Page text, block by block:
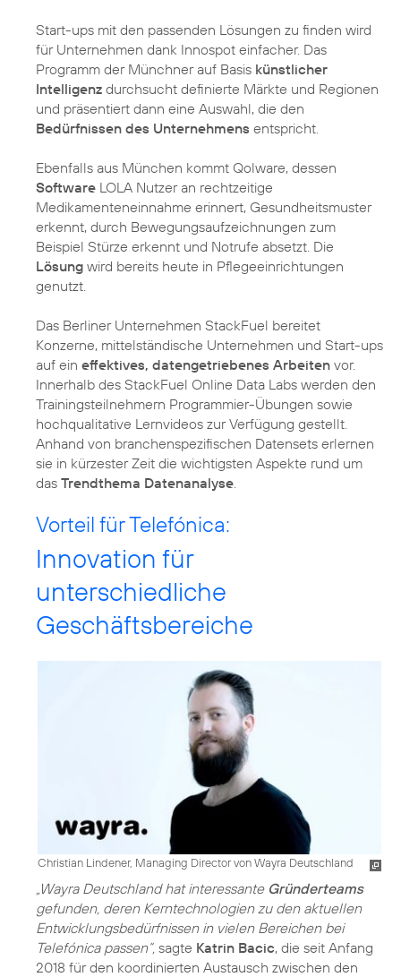
Start-ups mit den passenden Lösungen zu finden wird
für Unternehmen dank Innospot einfacher. Das
Programm der Münchner auf Basis künstlicher
Intelligenz durchsucht definierte Märkte und Regionen
und präsentiert dann eine Auswahl, die den
Bedürfnissen des Unternehmens entspricht.
Ebenfalls aus München kommt Qolware, dessen
Software LOLA Nutzer an rechtzeitige
Medikamenteneinnahme erinnert, Gesundheitsmuster
erkennt, durch Bewegungsaufzeichnungen zum
Beispiel Stürze erkennt und Notrufe absetzt. Die
Lösung wird bereits heute in Pflegeeinrichtungen
genutzt.
Das Berliner Unternehmen StackFuel bereitet
Konzerne, mittelständische Unternehmen und Start-ups
auf ein effektives, datengetriebenes Arbeiten vor.
Innerhalb des StackFuel Online Data Labs werden den
Trainingsteilnehmern Programmier-Übungen sowie
hochqualitative Lernvideos zur Verfügung gestellt.
Anhand von branchenspezifischen Datensets erlernen
sie in kürzester Zeit die wichtigsten Aspekte rund um
das Trendthema Datenanalyse
Vorteil für Telefónica:
Innovation für
unterschiedliche
Geschäftsbereiche
Christian Lindener, Managing Director von Wayra Deutschland
„Wayra Deutschland hat interessante Gründerteams
gefunden, deren Kerntechnologien zu den aktuellen
Entwicklungsbedürfnissen in vielen Bereichen bei
Telefónica passen“, sagte Katrin Bacic, die seit Anfang
2018 für den koordinierten Austausch zwischen den